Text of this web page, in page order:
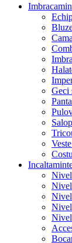
Geci
Nivel
Nivel